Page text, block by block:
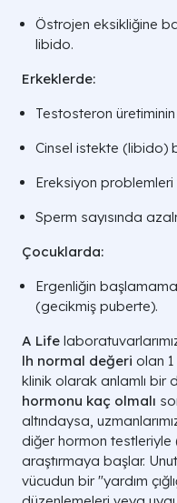
Östrojen eksikliğine
libido.
Erkeklerde:
Testosteron
Cinsel istekte (libido)
Ereksiyon
Sperm sayısında
Çocuklarda:
Ergenliğin
(gecikmiş puberte).
A Life
lh normal değeri olan
klinik olarak anlamlı bir
hormonu kaç olmalı
altındaysa,
diğer hormon
araştırmaya başlar.
vücudun bir "yardım